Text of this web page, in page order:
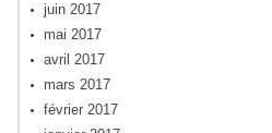
juin 2017
mai 2017
avril 2017
mars 2017
février 2017